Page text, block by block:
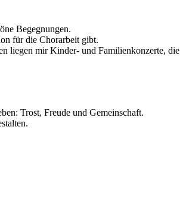
Begegnungen.
für die Chorarbeit gibt.
liegen mir Kinder- und Familienkonzerte, die
Trost, Freude und Gemeinschaft.